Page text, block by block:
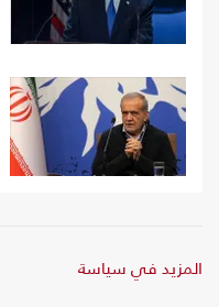
المزيد في سياسة